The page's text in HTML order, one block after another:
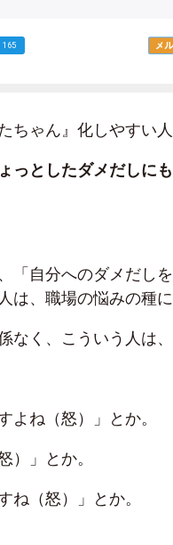
165
ちゃん』化しやすい
ょっとしたダメだしに
「自分へのダメだし
は、職場の悩みの種に
なく、こういう人は、
よね（怒）」とか。
）」とか。
ね（怒）」とか。